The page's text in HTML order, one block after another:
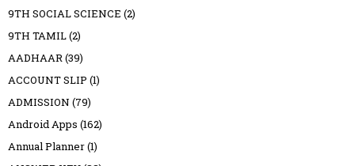
9TH SOCIAL SCIENCE (2)
9TH TAMIL(2)
AADHAAR(39)
ACCOUNT SLIP (1)
ADMISSION (79)
Android Apps (162)
Annual Planner(1)